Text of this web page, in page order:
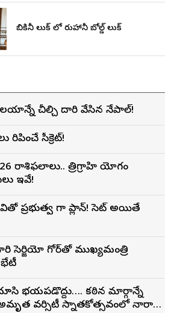
బికినీ లుక్ లో రుహానీ బోల్డ్ లుక్
చీల్చి దారి వేసిన నేపాల్!
సీక్రెట్!
రాశిఫలాలు.. త్రిగ్రాహి యోగం
ఇవే!
ప్రభుత్వ మెగా ప్లాన్! సెట్ అయితే
సెర్జియో గోర్‌తో ముఖ్యమంత్రి
భేటీ
భయపడొద్దు…. కఠిన మార్గాన్నే
అమృత వర్సిటీ స్నాతకోత్సవంలో నారా